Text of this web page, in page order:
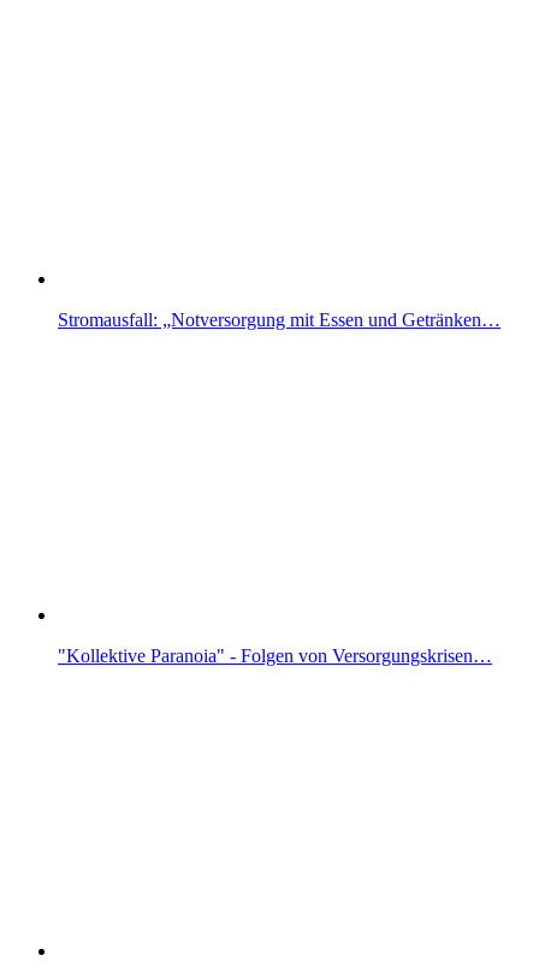
Stromausfall: „Notversorgung mit Essen und Getränken…
"Kollektive Paranoia" - Folgen von Versorgungskrisen…